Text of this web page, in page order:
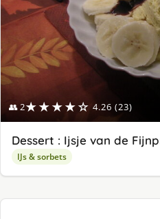
👥 2★★★★☆ 4.26 (23)
Dessert : Ijsje van de
IJs & sorbets